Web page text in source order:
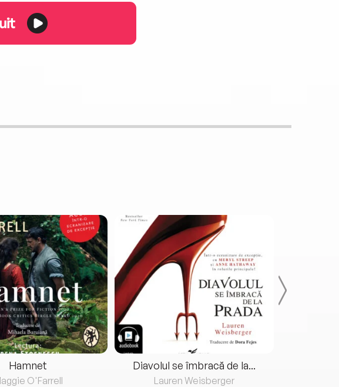
Hamnet
O'Farrell
Diavolul se îmbracă de la...
Lauren Weisberger